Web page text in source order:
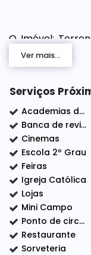
O Imóvel:
100% Plano
O
acessos
Indaiatuba ,
Piscina e
minutinho do
com todos os
lindos Lagos e
um Parque da
infantil,
Praça de
também.
Ver mais...
Serviços
Academias de ginástica
Banca de revistas
Cinemas
Escola 2º Grau
Feiras
Igreja Católica
Lojas
Mini Campo
Ponto de circular
Restaurante
Sorveteria